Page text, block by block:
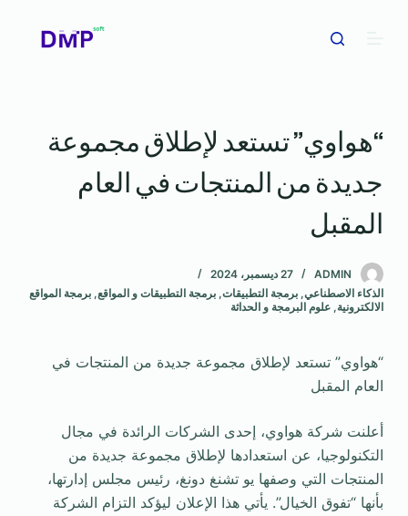
“هواوي” تستعد لإطلاق مجموعة
جديدة من المنتجات في العام
المقبل
ADMIN
27 ديسمبر، 2024
الذكاء الاصطناعي, برمجة التطبيقات, برمجة التطبيقات و المواقع, برمجة المواقع
الالكترونية, علوم البرمجة و الحداثة
“هواوي” تستعد لإطلاق مجموعة جديدة من المنتجات في
العام المقبل
أعلنت شركة هواوي، إحدى الشركات الرائدة في مجال
التكنولوجيا، عن استعدادها لإطلاق مجموعة جديدة من
المنتجات التي وصفها يو تشنغ دونغ، رئيس مجلس إدارتها،
بأنها “تفوق الخيال”. يأتي هذا الإعلان ليؤكد التزام الشركة